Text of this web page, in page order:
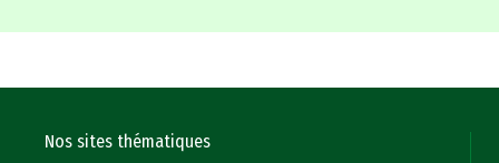
Nos sites thématiques